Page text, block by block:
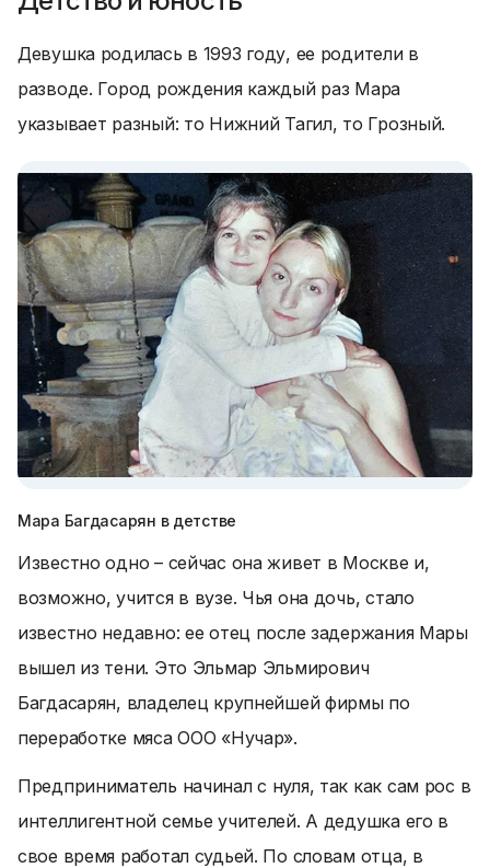
Девушка родилась в 1993 году, ее родители в
разводе. Город рождения каждый раз Мара
указывает разный: то Нижний Тагил, то Грозный.
Мара Багдасарян в детстве
Известно одно – сейчас она живет в Москве и,
возможно, учится в вузе. Чья она дочь, стало
известно недавно: ее отец после задержания Мары
вышел из тени. Это Эльмар Эльмирович
Багдасарян, владелец крупнейшей фирмы по
переработке мяса ООО «Нучар».
Предприниматель начинал с нуля, так как сам рос в
интеллигентной семье учителей. А дедушка его в
свое время работал судьей. По словам отца, в